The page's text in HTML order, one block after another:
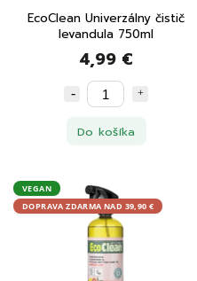
EcoClean Univerzálny čistič
levandula 750ml
4,99 €
Do košíka
VEGAN
DOPRAVA ZDARMA NAD 39,90 €